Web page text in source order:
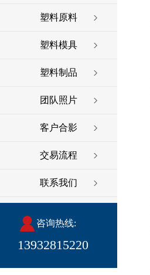
塑料原料
塑料模具
塑料制品
团队照片
客户合影
交易流程
联系我们
咨询热线:
13932815220